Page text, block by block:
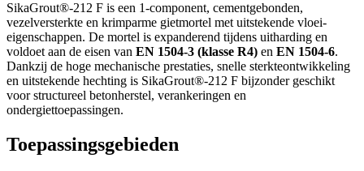
SikaGrout®-212 F is een 1-component, cementgebonden,
vezelversterkte en krimparme gietmortel met uitstekende vloei-
eigenschappen. De mortel is expanderend tijdens uitharding en
voldoet aan de eisen van EN 1504-3 (klasse R4) en EN 1504-6.
Dankzij de hoge mechanische prestaties, snelle sterkteontwikkeling
en uitstekende hechting is SikaGrout®-212 F bijzonder geschikt
voor structureel betonherstel, verankeringen en
ondergiettoepassingen.
Toepassingsgebieden